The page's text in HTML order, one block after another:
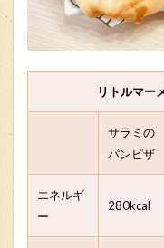
リトルマー
サラミの
パンピザ
エネルギ
ー
280kcal